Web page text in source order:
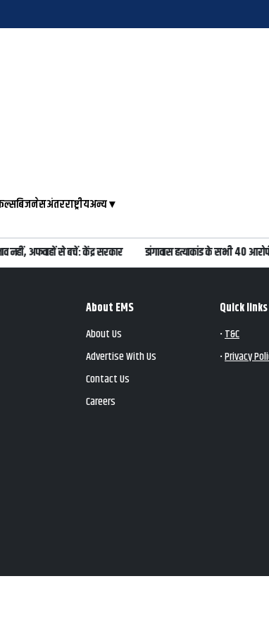
बिजनेसअंतरराष्ट्रीयअन्य▾
नहीं, अफवाहों से बचें: केंद्र सरकार डांगावास हत्याकांड के सभी 40
About EMS
About Us
Advertise With Us
Contact Us
Careers
Quick links
•T&C
•Privacy